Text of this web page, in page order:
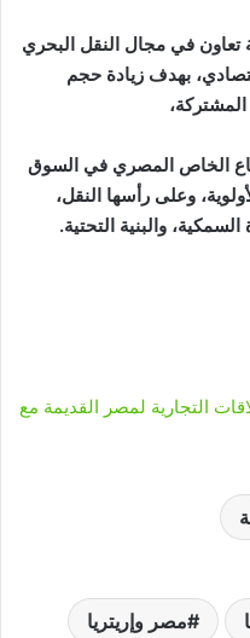
تعاون في مجال النقل البحري
بهدف زيادة حجم
الخاص المصري في السوق
وعلى رأسها النقل،
والبنية التحتية.
التجارية لمصر القديمة مع
مصر وإريتريا